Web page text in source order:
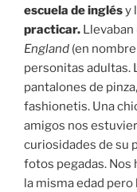
escuela de inglésy
practicar.
England (en
personitas adultas.
pantalones de
fashionetis. Una
amigos nos
curiosidades de su
fotos pegadas. Nos
la misma edad pero